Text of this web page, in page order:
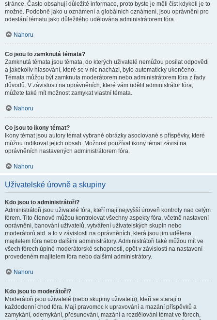
stránce. Často obsahují důležité informace, proto byste je měli číst kdykoli je to
možné. Podobně jako u oznámení a globálních oznámení, jsou oprávnění pro
odeslání tématu jako důležitého udělována administrátorem fóra.
Nahoru
Co jsou to zamknutá témata?
Zamknutá témata jsou témata, do kterých uživatelé nemůžou posílat odpovědi
a jakékoliv hlasování, které se v nic nachází, bylo automaticky ukončeno.
Témata můžou být zamknuta moderátorem nebo administrátorem fóra z řady
důvodů. V závislosti na oprávněních, které vám udělil administrátor fóra,
můžete také mít možnost zamykat vlastní témata.
Nahoru
Co jsou to ikony témat?
Ikony témat jsou autory témat vybrané obrázky asociované s příspěvky, které
můžou indikovat jejich obsah. Možnost používat ikony témat závisí na
oprávněních nastavených administrátorem fóra.
Nahoru
Uživatelské úrovně a skupiny
Kdo jsou to administrátoři?
Administrátoři jsou uživatelé fóra, kteří mají nejvyšší úroveň kontroly nad celým
fórem. Tito členové můžou kontrolovat všechny aspekty fóra, včetně nastavení
oprávnění, banování uživatelů, vytváření uživatelských skupin nebo
moderátorů atd. a to v závislosti na oprávněních, která jsou jim udělena
majitelem fóra nebo dalšími administrátory. Administrátoři také můžou mít ve
všech fórech úplné moderátorské schopnosti, opět v závislosti na nastavení
provedeném majitelem fóra nebo dalšími administrátory.
Nahoru
Kdo jsou to moderátoři?
Moderátoři jsou uživatelé (nebo skupiny uživatelů), kteří se starají o
každodenní chod fóra. Mají pravomoc k upravování a mazání příspěvků a
zamykání, odemykání, přesunování, mazání a rozdělování témat ve fórech,